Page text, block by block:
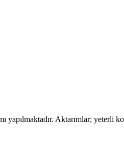
Aktarımlar; yeterli